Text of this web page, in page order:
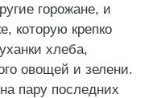
горожане, и
которую крепко
хлеба,
овощей и зелени.
пару последних